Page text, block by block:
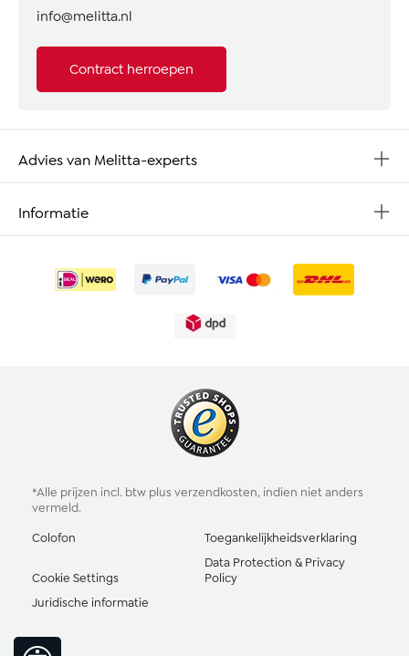
info@melitta.nl
Contract herroepen
Advies van Melitta-experts
Informatie
*Alle prijzen incl. btw plus verzendkosten, indien niet anders
vermeld.
Colofon
Toegankelijkheidsverklaring
Cookie Settings
Data Protection & Privacy
Policy
Juridische informatie